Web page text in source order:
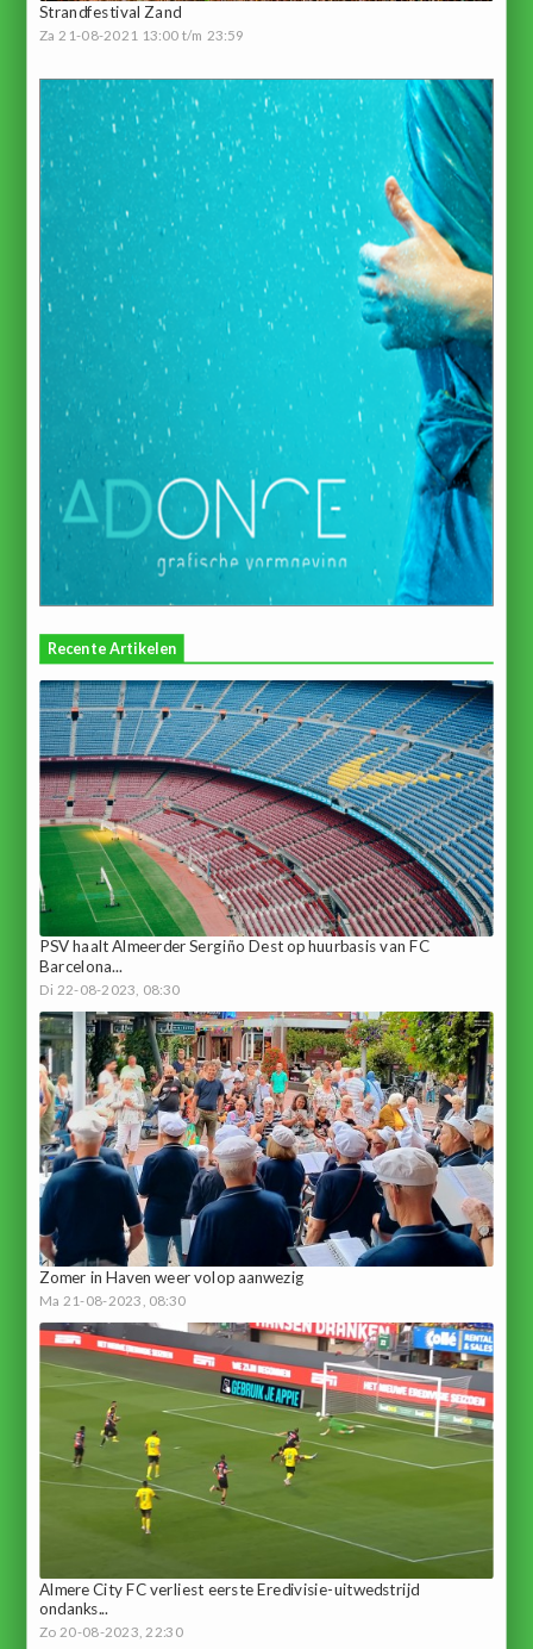
Strandfestival Zand
Za 21-08-2021 13:00 t/m 23:59
Recente Artikelen
PSV haalt Almeerder Sergiño Dest op huurbasis van FC
Barcelona...
Di 22-08-2023, 08:30
Zomer in Haven weer volop aanwezig
Ma 21-08-2023, 08:30
Almere City FC verliest eerste Eredivisie-uitwedstrijd
ondanks...
Zo 20-08-2023, 22:30